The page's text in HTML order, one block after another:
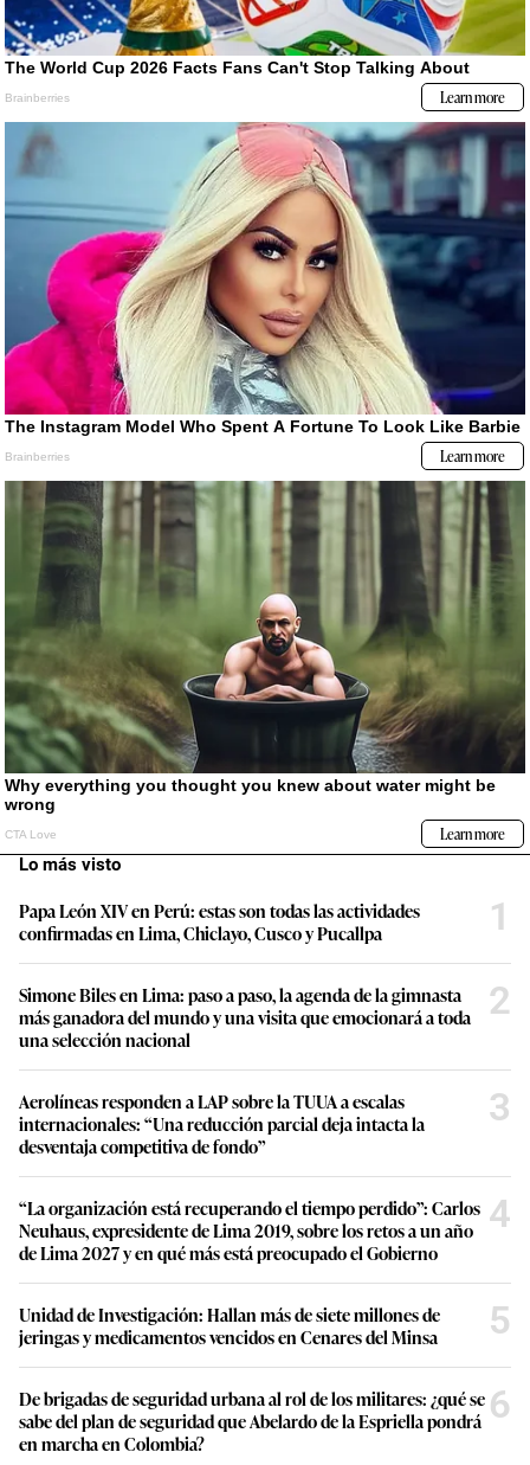
Lo más visto
Papa León XIV en Perú: estas son todas las actividades
confirmadas en Lima, Chiclayo, Cusco y Pucallpa
1
Simone Biles en Lima: paso a paso, la agenda de la gimnasta
más ganadora del mundo y una visita que emocionará a toda
una selección nacional
2
Aerolíneas responden a LAP sobre la TUUA a escalas
internacionales: “Una reducción parcial deja intacta la
desventaja competitiva de fondo”
3
“La organización está recuperando el tiempo perdido”: Carlos
Neuhaus, expresidente de Lima 2019, sobre los retos a un año
de Lima 2027 y en qué más está preocupado el Gobierno
4
Unidad de Investigación: Hallan más de siete millones de
jeringas y medicamentos vencidos en Cenares del Minsa
5
De brigadas de seguridad urbana al rol de los militares: ¿qué se
sabe del plan de seguridad que Abelardo de la Espriella pondrá
en marcha en Colombia?
6